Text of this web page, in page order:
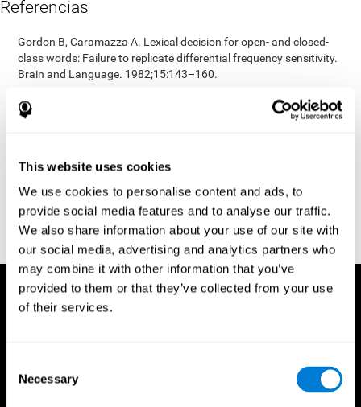
This website uses cookies
We use cookies to personalise content and ads, to
provide social media features and to analyse our traffic.
We also share information about your use of our site with
our social media, advertising and analytics partners who
may combine it with other information that you’ve
provided to them or that they’ve collected from your use
of their services.
Selection
Necessary
Referencias
Gordon B, Caramazza A. Lexical decision for open- and closed-
class words: Failure to replicate differential frequency sensitivity.
Brain and Language. 1982;15:143–160.
Epstein, Johnson, Varia, Conners (2001). Neuropsychological
assessment of response inhibition in adults with ADHD. Journal
Tonawanda, NY: Multi-Health Systems.
Dinges, D. I, & Powell, J. W. (1985). Microcomputer analysis of
performance on a portable, simple visual RT task sustained
operations. Behavior Research Methods, Instrumentation, and
Computers, 17, 652–655